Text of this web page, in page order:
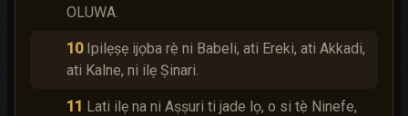
OLUWA.
10 Ipilẹṣẹ ijọba rẹ̀ ni Babeli, ati Ereki, ati Akkadi,
ati Kalne, ni ilẹ Ṣinari.
11 Lati ilẹ na ni Aṣṣuri ti jade lọ, o si tẹ̀ Ninefe,